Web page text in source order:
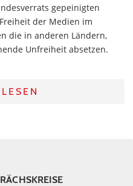
gepeinigten
der Medien im
die in anderen Ländern,
Unfreiheit absetzen.